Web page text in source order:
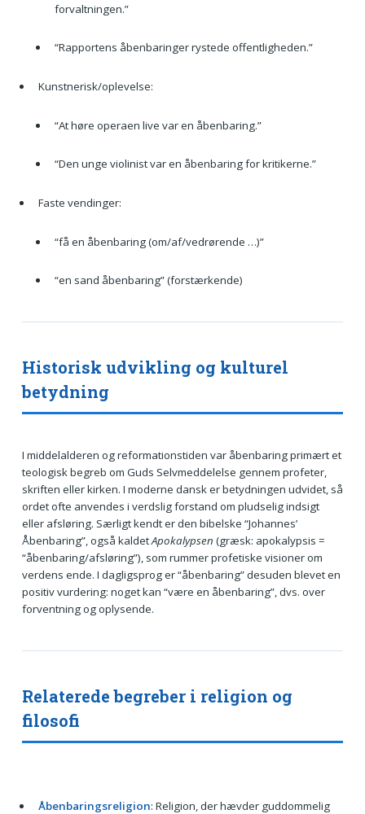
forvaltningen.”
“Rapportens åbenbaringer rystede offentligheden.”
Kunstnerisk/oplevelse:
“At høre operaen live var en åbenbaring.”
“Den unge violinist var en åbenbaring for kritikerne.”
Faste vendinger:
“få en åbenbaring (om/af/vedrørende …)”
“en sand åbenbaring” (forstærkende)
Historisk udvikling og kulturel
betydning
I middelalderen og reformationstiden var åbenbaring primært et
teologisk begreb om Guds Selvmeddelelse gennem profeter,
skriften eller kirken. I moderne dansk er betydningen udvidet, så
ordet ofte anvendes i verdslig forstand om pludselig indsigt
eller afsløring. Særligt kendt er den bibelske “Johannes’
Åbenbaring”, også kaldetApokalypsen (græsk: apokalypsis =
“åbenbaring/afsløring”), som rummer profetiske visioner om
verdens ende. I dagligsprog er “åbenbaring” desuden blevet en
positiv vurdering: noget kan “være en åbenbaring”, dvs. over
forventning og oplysende.
Relaterede begreber i religion og
filosofi
Åbenbaringsreligion: Religion, der hævder guddommelig